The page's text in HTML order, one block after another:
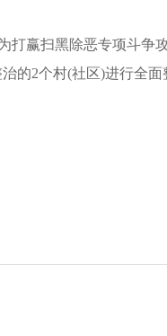
打赢扫黑除恶专项斗争
的2个村(社区)进行全